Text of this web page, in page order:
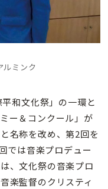
ルミンク
和文化祭」の一環と
ー＆コンクール」が
名称を改め、第2回を
では音楽プロデュー
、文化祭の音楽プロ
楽監督のクリスティ